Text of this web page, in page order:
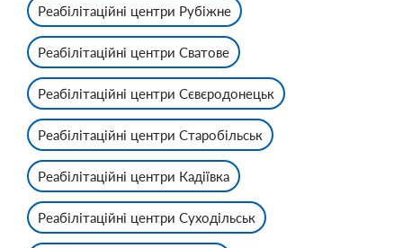
Реабілітаційні центри Рубіжне
Реабілітаційні центри Сватове
Реабілітаційні центри Сєвєродонецьк
Реабілітаційні центри Старобільськ
Реабілітаційні центри Кадіївка
Реабілітаційні центри Суходільськ